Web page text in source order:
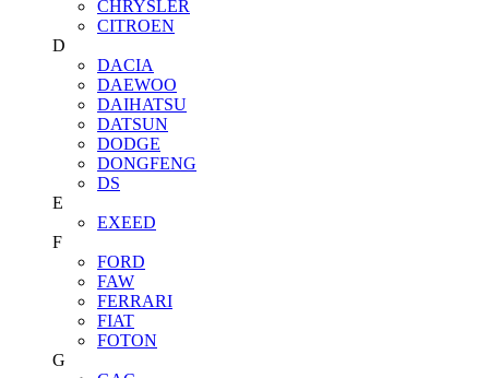
CHRYSLER
CITROEN
D
DACIA
DAEWOO
DAIHATSU
DATSUN
DODGE
DONGFENG
DS
E
EXEED
F
FORD
FAW
FERRARI
FIAT
FOTON
G